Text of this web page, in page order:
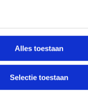
Alles toestaan
Selectie toestaan
sportorganisaties
Een
de sportsector, dat we
gedrag en doping